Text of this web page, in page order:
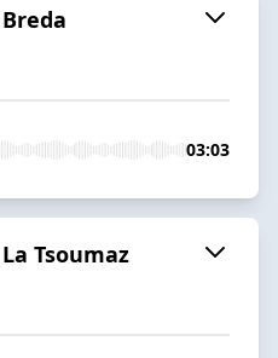
03:03
Tsoumaz